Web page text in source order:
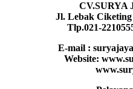
CV.SURYA
Jl. Lebak
Tlp.021-
E-mail :
Website: